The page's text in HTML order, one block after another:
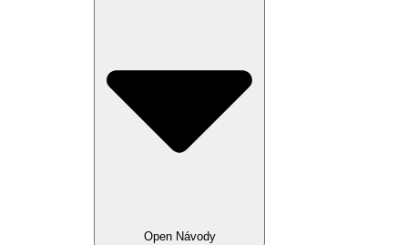
Open Návody